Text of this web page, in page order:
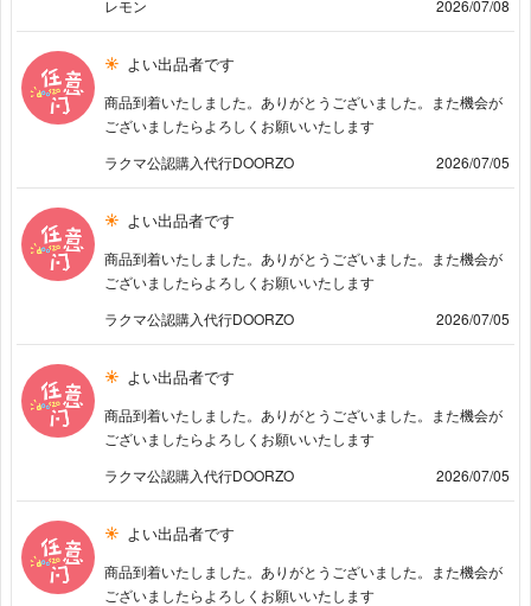
レモン 2026/07/08
よい出品者です
商品到着いたしました。ありがとうございました。また機会が
ございましたらよろしくお願いいたします
ラクマ公認購入代行DOORZO
2026/07/05
よい出品者です
商品到着いたしました。ありがとうございました。また機会が
ございましたらよろしくお願いいたします
ラクマ公認購入代行DOORZO
2026/07/05
よい出品者です
商品到着いたしました。ありがとうございました。また機会が
ございましたらよろしくお願いいたします
ラクマ公認購入代行DOORZO
2026/07/05
よい出品者です
商品到着いたしました。ありがとうございました。また機会が
ございましたらよろしくお願いいたします